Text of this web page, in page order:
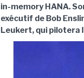
in-memory HANA.
exécutif de Bob
Leukert, qui pilotera